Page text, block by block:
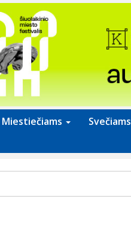
Miestiečiams Svečiams